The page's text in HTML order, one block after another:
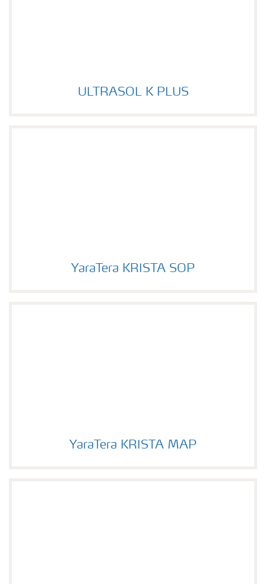
Image of ULTRASOL K PLUS
ULTRASOL K PLUS
Image of YaraTera KRISTA SOP
YaraTera KRISTA SOP
Image of YaraTera KRISTA MAP
YaraTera KRISTA MAP